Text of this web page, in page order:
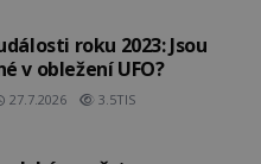
roku 2023: Jsou
v obležení UFO?
27.7.2026 3.5TIS